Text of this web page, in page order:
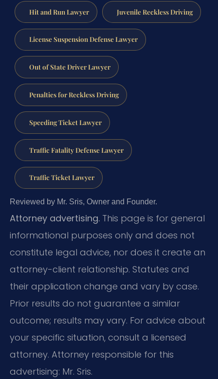
Hit and Run Lawyer Juvenile Reckless Driving
License Suspension Defense Lawyer
Out of State Driver Lawyer
Penalties for Reckless Driving
Speeding Ticket Lawyer
Traffic Fatality Defense Lawyer
Traffic Ticket Lawyer
Reviewed by Mr. Sris, Owner and Founder.
Attorney advertising. This page is for general
informational purposes only and does not
constitute legal advice, nor does it create an
attorney-client relationship. Statutes and
their application change and vary by case.
Prior results do not guarantee a similar
outcome; results may vary. For advice about
your specific situation, consult a licensed
attorney. Attorney responsible for this
advertising: Mr. Sris.